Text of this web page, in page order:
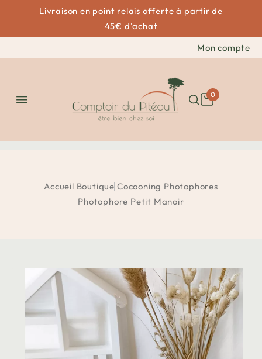
Livraison en point relais offerte à partir de
45€ d'achat
Mon compte
 0
Accueil Boutique Cocooning Photophores
Photophore Petit Manoir